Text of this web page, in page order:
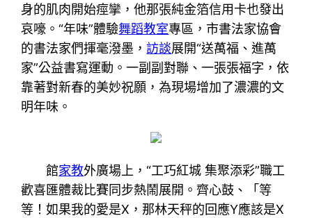
身的肌肉開始痙攣，他那張純金箔信用卡也發出
哀嚎。“年味”體驗舞蹈教室專區，市書法家協會
的書法家們揮毫潑墨，訪談展開“送萬福、進萬
家”公益書寫運動。一副副對聯、一張張福字，依
靠著對新春的美妙祝願，為現場增加了濃濃的文
明年味。
館家教外廣場上，“工巧紅城 集聚添彩”職工
歡喜匯體裁比賽同步熱鬧展開。齊心鼓、「等
等！如果我的愛是X，那林天秤的回應Y應該是X